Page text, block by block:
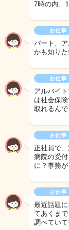
7時の内、
お仕事
パート、
かも知り
お仕事
アルバイ
は社会保
取れるん
お仕事
正社員で
病院の受
に？事務
お仕事
最近話題
てあくま
調べてい